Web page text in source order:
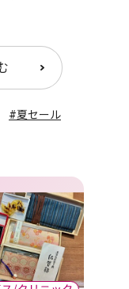
#夏セール